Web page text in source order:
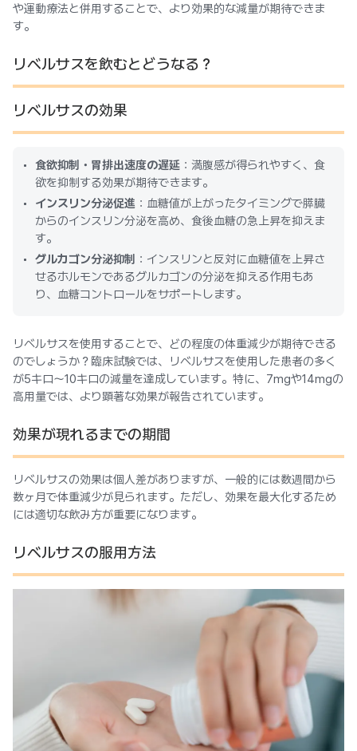
や運動療法と併用することで、より効果的な減量が期待できま
す。
リベルサスを飲むとどうなる？
リベルサスの効果
食欲抑制・胃排出速度の遅延 ：満腹感が得られやすく、食
欲を抑制する効果が期待できます。
インスリン分泌促進 ：血糖値が上がったタイミングで膵臓
からのインスリン分泌を高め、食後血糖の急上昇を抑えま
す。
グルカゴン分泌抑制 ：インスリンと反対に血糖値を上昇さ
せるホルモンであるグルカゴンの分泌を抑える作用もあ
り、血糖コントロールをサポートします。
リベルサスを使用することで、どの程度の体重減少が期待できる
のでしょうか？臨床試験では、リベルサスを使用した患者の多く
が5キロ～10キロの減量を達成しています。特に、7mgや14mgの
高用量では、より顕著な効果が報告されています。
効果が現れるまでの期間
リベルサスの効果は個人差がありますが、一般的には数週間から
数ヶ月で体重減少が見られます。ただし、効果を最大化するため
には適切な飲み方が重要になります。
リベルサスの服用方法